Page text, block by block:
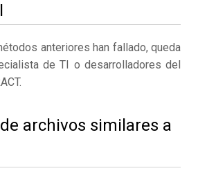
anteriores han fallado, queda
de TI o desarrolladores del
archivos similares a